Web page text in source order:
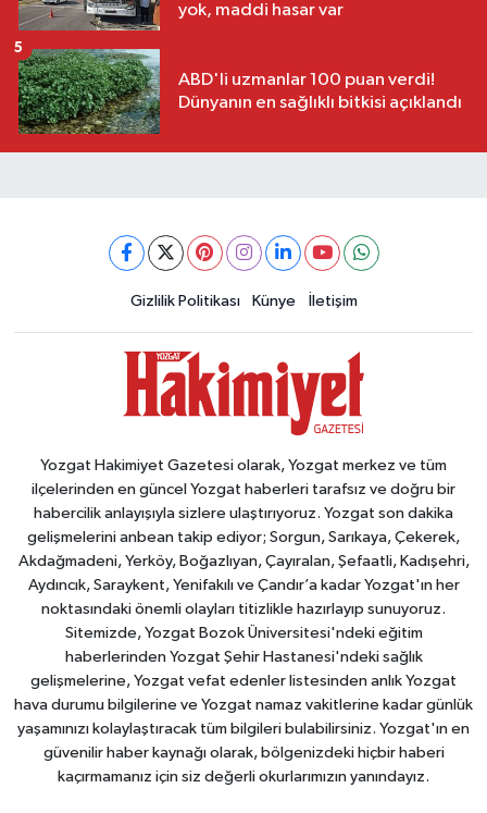
yok, maddi hasar var
ABD'li uzmanlar 100 puan verdi!
Dünyanın en sağlıklı bitkisi açıklandı
5
Gizlilik Politikası Künye İletişim
Yozgat Hakimiyet Gazetesi olarak, Yozgat merkez ve tüm
ilçelerinden en güncel Yozgat haberleri tarafsız ve doğru bir
habercilik anlayışıyla sizlere ulaştırıyoruz. Yozgat son dakika
gelişmelerini anbean takip ediyor; Sorgun, Sarıkaya, Çekerek,
Akdağmadeni, Yerköy, Boğazlıyan, Çayıralan, Şefaatli, Kadışehri,
Aydıncık, Saraykent, Yenifakılı ve Çandır’a kadar Yozgat'ın her
noktasındaki önemli olayları titizlikle hazırlayıp sunuyoruz.
Sitemizde, Yozgat Bozok Üniversitesi'ndeki eğitim
haberlerinden Yozgat Şehir Hastanesi'ndeki sağlık
gelişmelerine, Yozgat vefat edenler listesinden anlık Yozgat
hava durumu bilgilerine ve Yozgat namaz vakitlerine kadar günlük
yaşamınızı kolaylaştıracak tüm bilgileri bulabilirsiniz. Yozgat'ın en
güvenilir haber kaynağı olarak, bölgenizdeki hiçbir haberi
kaçırmamanız için siz değerli okurlarımızın yanındayız.